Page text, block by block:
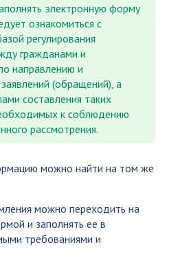
электронную форму
ознакомиться с
регулирования
гражданами и
направлению и
(обращений), а
составления таких
к соблюдению
рассмотрения.
можно найти на том же
можно переходить на
и заполнять ее в
требованиями и